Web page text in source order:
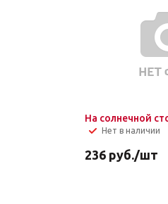
На солнечной
Нет в наличии
236 руб./шт